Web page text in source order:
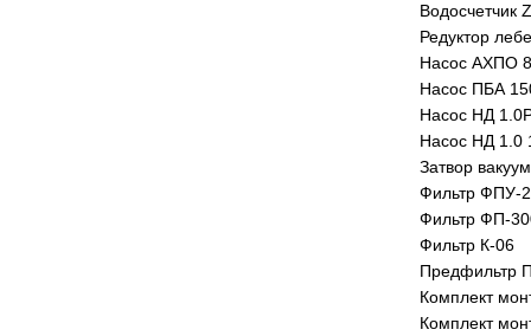
Водосчетчик
Редуктор
Насос АХПО
Насос ПБА
Насос НД
Насос НД 1.0
Затвор
Фильтр ФПУ-
Фильтр ФП-
Фильтр К-06
Предфильтр
Комплект
Комплект